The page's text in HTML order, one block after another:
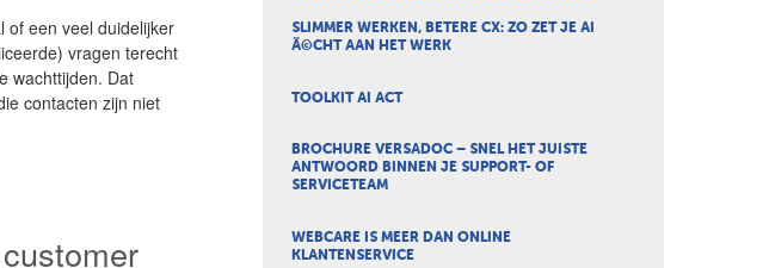
of een veel duidelijker
vragen terecht
wachttijden. Dat
contacten zijn niet
customer
SLIMMER WERKEN, BETERE CX: ZO ZET JE AI
Ã©CHT AAN HET WERK
TOOLKIT AI ACT
BROCHURE VERSADOC – SNEL HET JUISTE
ANTWOORD BINNEN JE SUPPORT- OF
SERVICETEAM
WEBCARE IS MEER DAN ONLINE
KLANTENSERVICE